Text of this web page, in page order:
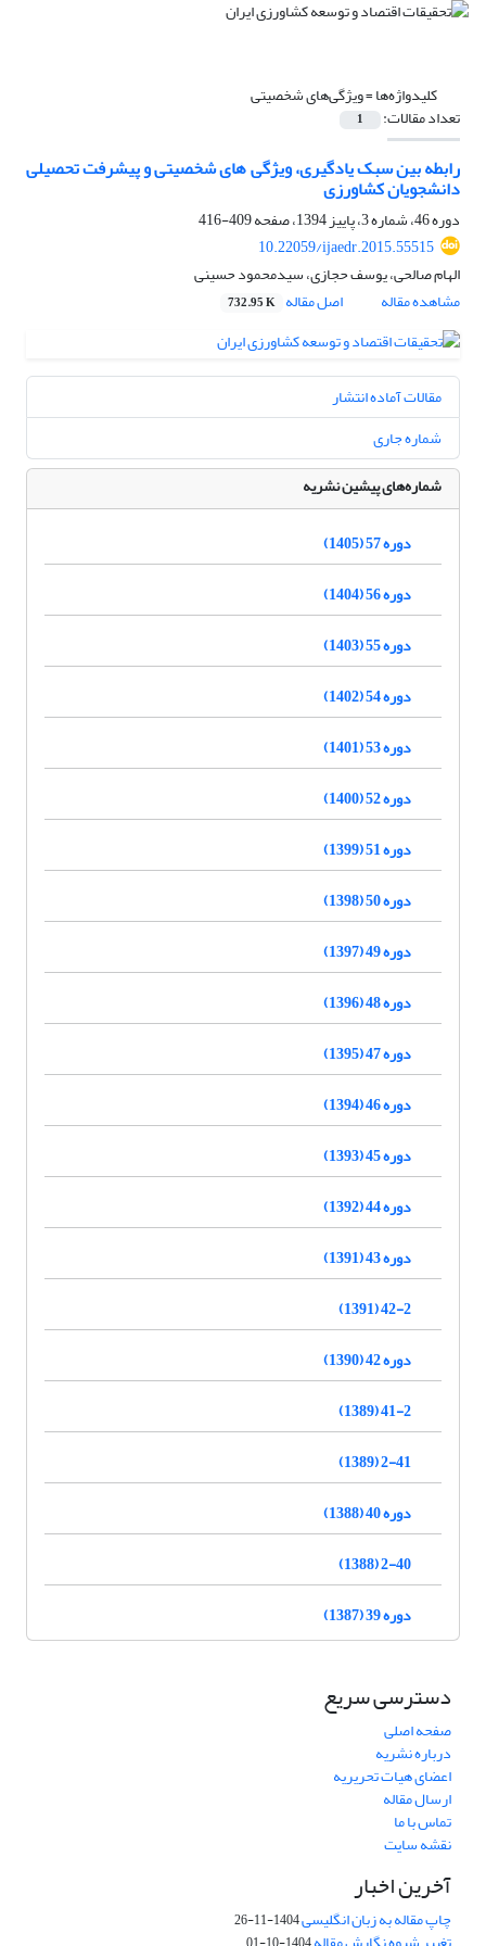
کلیدواژه‌ها =ویژگی‌های شخصیتی
تعداد مقالات: 1
رابطه بین سبک یادگیری، ویژگی های شخصیتی و پیشرفت تحصیلی
دانشجویان کشاورزی
دوره 46، شماره 3، پاییز 1394، صفحه
409-416
10.22059/ijaedr.2015.55515
الهام صالحی، یوسف حجازی، سیدمحمود حسینی
مشاهده مقاله
اصل مقاله 732.95 K
مقالات آماده انتشار
شماره جاری
شماره‌های پیشین نشریه
دوره 57 (1405)
دوره 56 (1404)
دوره 55 (1403)
دوره 54 (1402)
دوره 53 (1401)
دوره 52 (1400)
دوره 51 (1399)
دوره 50 (1398)
دوره 49 (1397)
دوره 48 (1396)
دوره 47 (1395)
دوره 46 (1394)
دوره 45 (1393)
دوره 44 (1392)
دوره 43 (1391)
42-2 (1391)
دوره 42 (1390)
41-2 (1389)
2-41 (1389)
دوره 40 (1388)
2-40 (1388)
دوره 39 (1387)
دسترسی سریع
صفحه اصلی
درباره نشریه
اعضای هیات تحریریه
ارسال مقاله
تماس با ما
نقشه سایت
آخرین اخبار
چاپ مقاله به زبان انگلیسی1404-11-26